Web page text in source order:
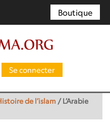
Boutique
Se connecter
de l’islam /L’Arabie